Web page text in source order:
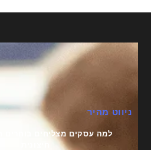
ניווט מהיר
למה עסקים מצליחים בוחרים